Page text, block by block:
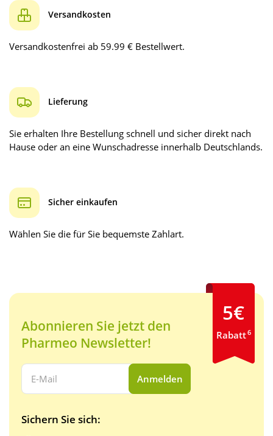
Versandkosten
Versandkostenfrei ab 59.99 € Bestellwert.
Lieferung
Sie erhalten Ihre Bestellung schnell und sicher direkt nach
Hause oder an eine Wunschadresse innerhalb Deutschlands.
Sicher einkaufen
Wählen Sie die für Sie bequemste Zahlart.
Abonnieren Sie jetzt den
Pharmeo Newsletter!
Ihre E-Mail Adresse:
Anmelden
Sichern Sie sich:
5€
Rabatt6